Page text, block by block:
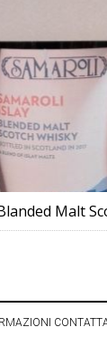
Malt